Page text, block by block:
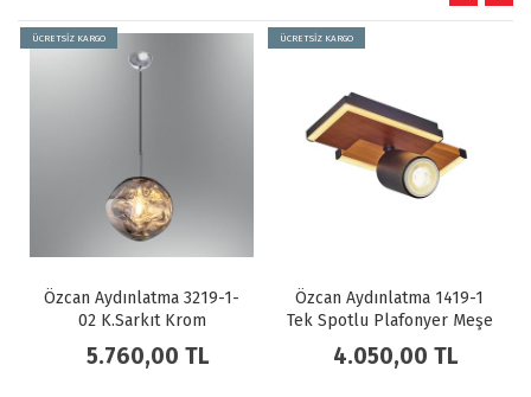
1-
ÜCRETSİZ KARGO
Özcan Aydınlatma 1419-1
Tek Spotlu Plafonyer Meşe
4.050,00 TL
ÜCRETSİZ KARGO
Özcan Aydınlatma
03 K.Sarkıt Sarı
8.730,00 TL